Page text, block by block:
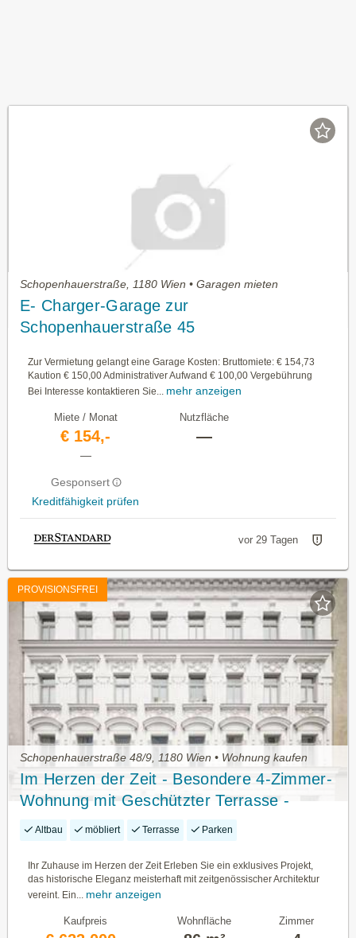
Schopenhauerstraße, 1180 Wien • Garagen mieten
E- Charger-Garage zur
Schopenhauerstraße 45
Zur Vermietung gelangt eine Garage Kosten: Bruttomiete: € 154,73
Kaution € 150,00 Administrativer Aufwand € 100,00 Vergebührung
Bei Interesse kontaktieren Sie... mehr anzeigen
Miete / Monat
€ 154,-
—
Gesponsert
Kreditfähigkeit prüfen
Nutzfläche
—
vor 29 Tagen
PROVISIONSFREI
Schopenhauerstraße 48/9, 1180 Wien • Wohnung kaufen
Im Herzen der Zeit - Besondere 4-Zimmer-
Wohnung mit Geschützter Terrasse -
Provisionsfrei
Altbau möbliert Terrasse Parken
Ihr Zuhause im Herzen der Zeit Erleben Sie ein exklusives Projekt,
das historische Eleganz meisterhaft mit zeitgenössischer Architektur
vereint. Ein...
mehr anzeigen
Kaufpreis Wohnfläche Zimmer